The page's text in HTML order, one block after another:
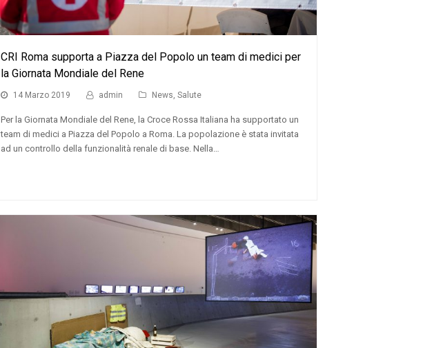
CRI Roma supporta a Piazza del Popolo un team di medici per
la Giornata Mondiale del Rene
14 Marzo 2019 admin News, Salute
Per la Giornata Mondiale del Rene, la Croce Rossa Italiana ha supportato un
team di medici a Piazza del Popolo a Roma. La popolazione è stata invitata
ad un controllo della funzionalità renale di base. Nella…